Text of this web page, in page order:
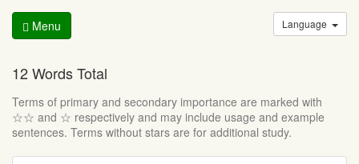
Menu Language
12 Words Total
Terms of primary and secondary importance are marked with
☆☆ and ☆ respectively and may include usage and example
sentences. Terms without stars are for additional study.